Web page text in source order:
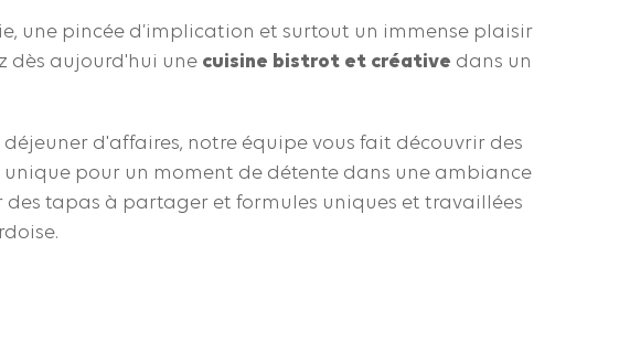
une pincée d’implication et surtout un immense plaisir
dès aujourd'hui une cuisine bistrot et créative dans un
d'affaires, notre équipe vous fait découvrir des
unique pour un moment de détente dans une ambiance
des tapas à partager et formules uniques et travaillées